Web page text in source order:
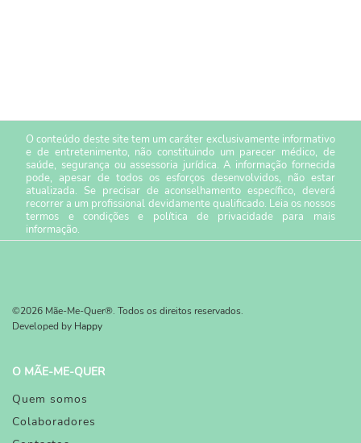
O conteúdo deste site tem um caráter exclusivamente informativo
e de entretenimento, não constituindo um parecer médico, de
saúde, segurança ou assessoria jurídica. A informação fornecida
pode, apesar de todos os esforços desenvolvidos, não estar
atualizada. Se precisar de aconselhamento específico, deverá
recorrer a um profissional devidamente qualificado. Leia os nossos
termos e condiçõese política de privacidade para mais
informação.
©2026 Mãe-Me-Quer®. Todos os direitos reservados.
Developed by Happy
O MÃE-ME-QUER
Quem somos
Colaboradores